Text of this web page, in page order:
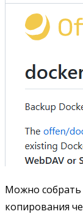
Можно собрать
копирования